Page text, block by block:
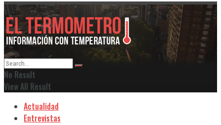
No Result
View All Result
Actualidad
Entrevistas